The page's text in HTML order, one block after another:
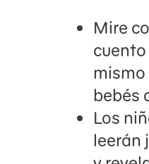
Mire
bebés
Los
leerán